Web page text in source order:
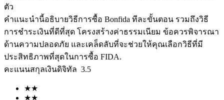
ฟิวเจอร์ส USDT
ฟิวเจอร์สที่ใช้ USDT เป็นหลักประกัน
ตัว
คำแนะนำนี้อธิบายวิธีการซื้อ Bonfida ทีละขั้นตอน รวมถึงวิธี
การชำระเงินที่ดีที่สุด โครงสร้างค่าธรรมเนียม ข้อควรพิจารณา
ด้านความปลอดภัย และเคล็ดลับที่จะช่วยให้คุณเลือกวิธีที่มี
ประสิทธิภาพที่สุดในการซื้อ FIDA.
คะแนนสกุลเงินดิจิทัล 3.5
★★
★★